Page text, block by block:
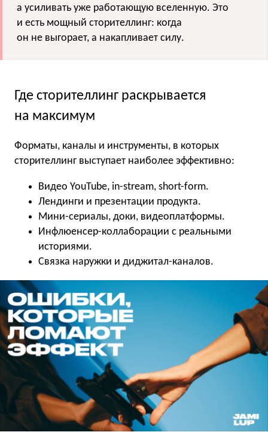
а усиливать уже работающую вселенную. Это
и есть мощный сторителлинг: когда
он не выгорает, а накапливает силу.
Где сторителлинг раскрывается
на максимум
Форматы, каналы и инструменты, в которых
сторителлинг выступает наиболее эффективно:
Видео YouTube, in-stream, short-form.
Лендинги и презентации продукта.
Мини-сериалы, доки, видеоплатформы.
Инфлюенсер-коллаборации с реальными
историями.
Связка наружки и диджитал-каналов.